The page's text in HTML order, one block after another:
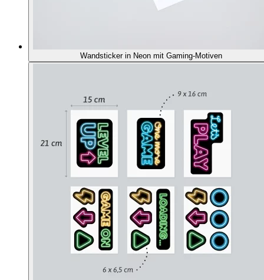
Wandsticker in Neon mit Gaming-Motiven